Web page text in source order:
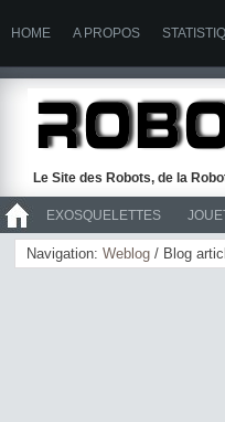
HOME A PROPOS
Le Site des Robots, de la
EXOSQUELETTES
>> ROBOTS
Navigation: Weblog / Blog